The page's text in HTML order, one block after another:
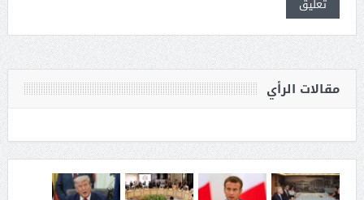
مقالات الرأي